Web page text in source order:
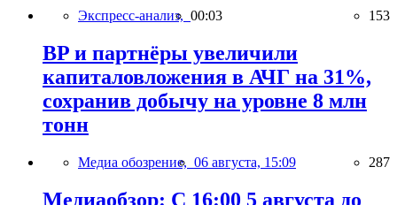
Экспресс-анализ, 00:03 153
BP и партнёры увеличили
капиталовложения в АЧГ на 31%,
сохранив добычу на уровне 8 млн
тонн
Медиа обозрение, 06 августа, 15:09 287
Медиаобзор: С 16:00 5 августа до